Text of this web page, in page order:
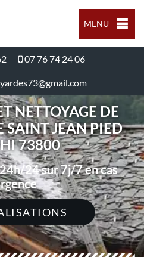
MENU
07 76 74 24 06
NETTOYAGE DE
SAINT JEAN PIED
73800
24 sur 7j/7 en cas